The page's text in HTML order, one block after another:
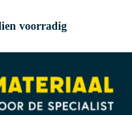
voorradig